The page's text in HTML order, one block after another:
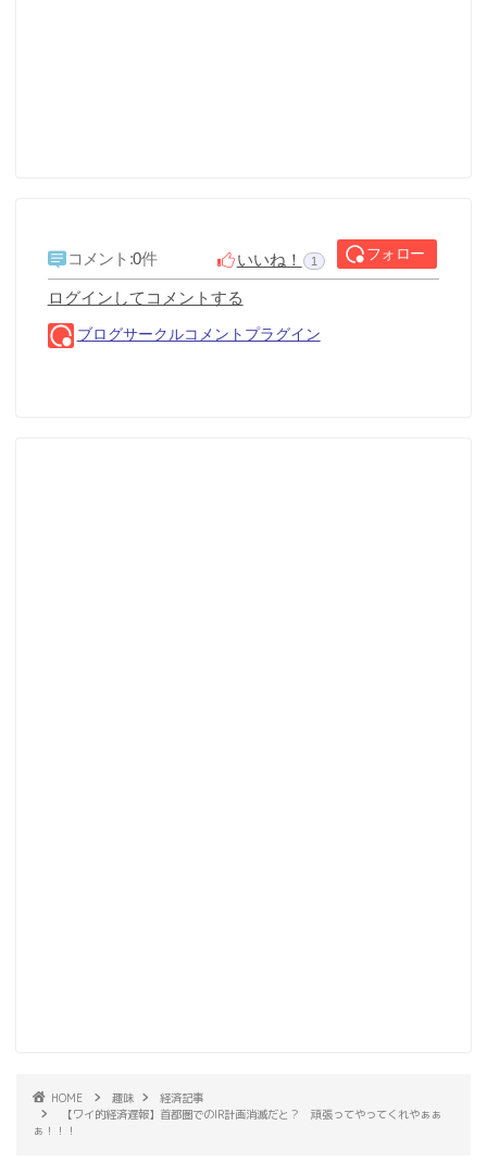
HOME 趣味
経済記事
【ワイ的経済遅報】首都圏でのIR計画消滅だと？ 頑張ってやってくれやぁぁ
ぁ！！！